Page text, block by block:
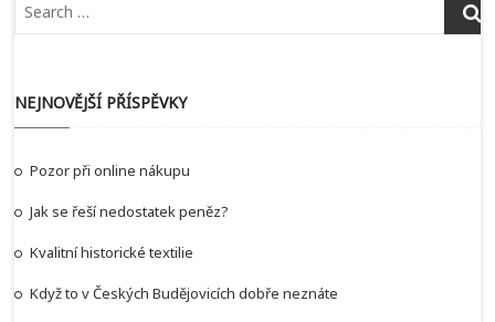
NEJNOVĚJŠÍ PŘÍSPĚVKY
Pozor při online nákupu
Jak se řeší nedostatek peněz?
Kvalitní historické textilie
Když to v Českých Budějovicích dobře neznáte